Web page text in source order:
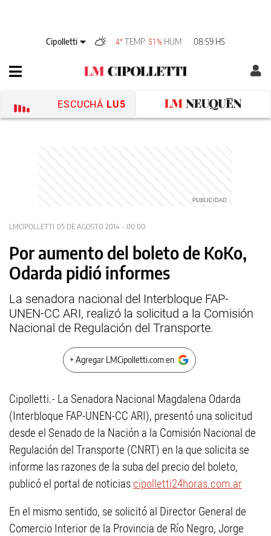
Cipolletti 4° TEMP 51% HUM 08:59 HS
ESCUCHÁ LU5
LMCIPOLLETTI 05 DE AGOSTO 2014 - 00:00
Por aumento del boleto de KoKo,
Odarda pidió informes
La senadora nacional del Interbloque FAP-
UNEN-CC ARI, realizó la solicitud a la Comisión
Nacional de Regulación del Transporte.
+ Agregar LMCipolletti.com en
Cipolletti.- La Senadora Nacional Magdalena Odarda
(Interbloque FAP-UNEN-CC ARI), presentó una solicitud
desde el Senado de la Nación a la Comisión Nacional de
Regulación del Transporte (CNRT) en la que solicita se
informe las razones de la suba del precio del boleto,
publicó el portal de noticias cipolletti24horas.com.ar
En el mismo sentido, se solicitó al Director General de
Comercio Interior de la Provincia de Río Negro, Jorge